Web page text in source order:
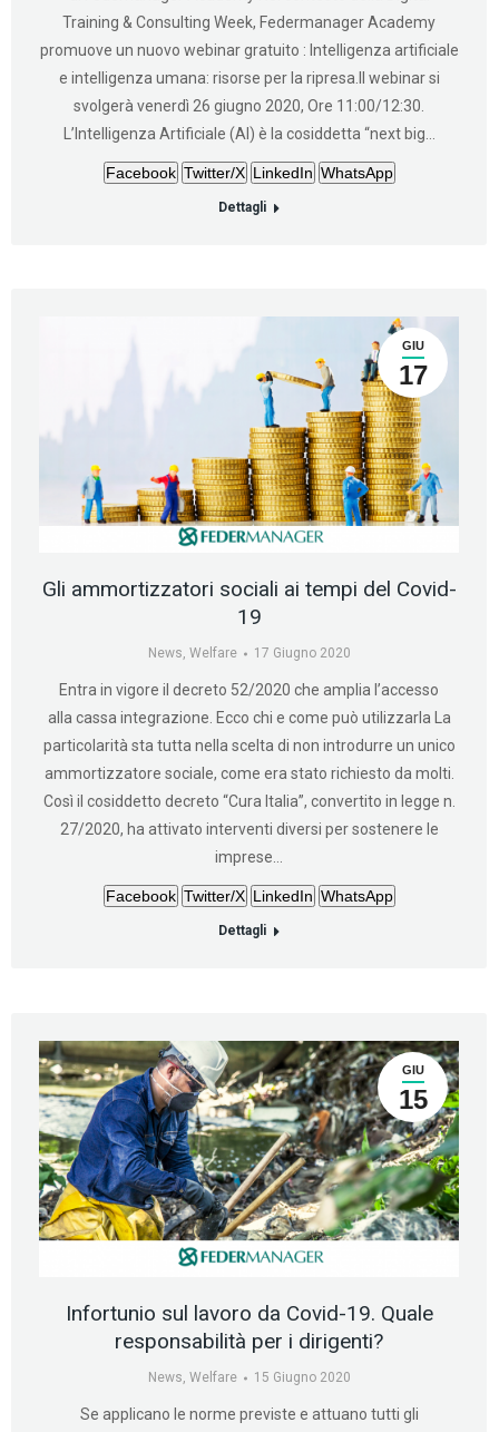
Training & Consulting Week, Federmanager Academy
promuove un nuovo webinar gratuito : Intelligenza artificiale
e intelligenza umana: risorse per la ripresa.Il webinar si
svolgerà venerdì 26 giugno 2020, Ore 11:00/12:30.
L’Intelligenza Artificiale (AI) è la cosiddetta “next big…
Facebook Twitter/X LinkedIn WhatsApp
Dettagli
GIU
17
Gli ammortizzatori sociali ai tempi del Covid-
19
News, Welfare 17 Giugno 2020
Entra in vigore il decreto 52/2020 che amplia l’accesso
alla cassa integrazione. Ecco chi e come può utilizzarla La
particolarità sta tutta nella scelta di non introdurre un unico
ammortizzatore sociale, come era stato richiesto da molti.
Così il cosiddetto decreto “Cura Italia”, convertito in legge n.
27/2020, ha attivato interventi diversi per sostenere le
imprese…
Facebook Twitter/X LinkedIn WhatsApp
Dettagli
GIU
15
Infortunio sul lavoro da Covid-19. Quale
responsabilità per i dirigenti?
News, Welfare 15 Giugno 2020
Se applicano le norme previste e attuano tutti gli